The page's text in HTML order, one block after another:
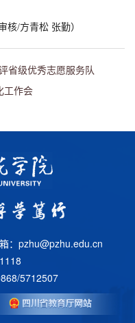
核/方青松 张勤）
省级优秀志愿服务队
工作会
：pzhu@pzhu.edu.cn
5712507